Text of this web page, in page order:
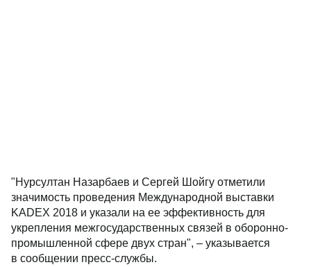
"Нурсултан Назарбаев и Сергей Шойгу отметили
значимость проведения Международной выставки
KADEX 2018 и указали на ее эффективность для
укрепления межгосударственных связей в оборонно-
промышленной сфере двух стран", – указывается
в сообщении пресс-службы.